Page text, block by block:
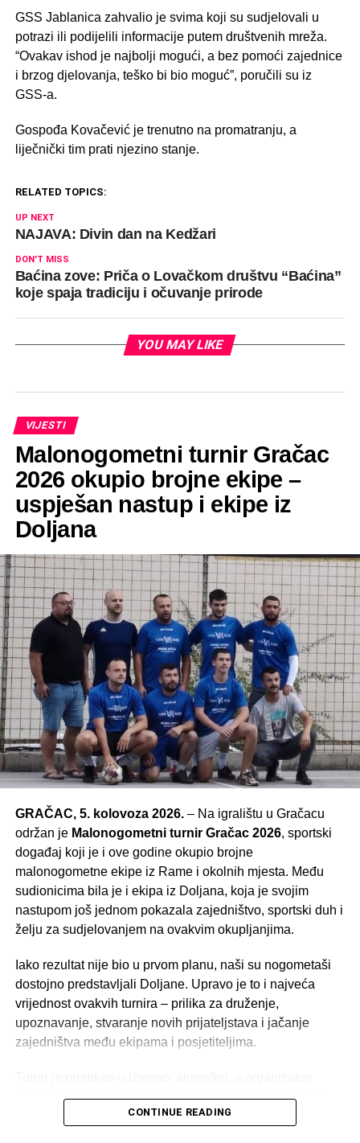
GSS Jablanica zahvalio je svima koji su sudjelovali u
potrazi ili podijelili informacije putem društvenih mreža.
“Ovakav ishod je najbolji mogući, a bez pomoći zajednice
i brzog djelovanja, teško bi bio moguć”, poručili su iz
GSS-a.
Gospođa Kovačević je trenutno na promatranju, a
liječnički tim prati njezino stanje.
RELATED TOPICS:
UP NEXT
NAJAVA: Divin dan na Kedžari
DON'T MISS
Baćina zove: Priča o Lovačkom društvu “Baćina”
koje spaja tradiciju i očuvanje prirode
YOU MAY LIKE
VIJESTI
Malonogometni turnir Gračac
2026 okupio brojne ekipe –
uspješan nastup i ekipe iz
Doljana
GRAČAC, 5. kolovoza 2026.– Na igralištu u Gračacu
održan je Malonogometni turnir Gračac 2026, sportski
događaj koji je i ove godine okupio brojne
malonogometne ekipe iz Rame i okolnih mjesta. Među
sudionicima bila je i ekipa iz Doljana, koja je svojim
nastupom još jednom pokazala zajedništvo, sportski duh i
želju za sudjelovanjem na ovakvim okupljanjima.
Iako rezultat nije bio u prvom planu, naši su nogometaši
dostojno predstavljali Doljane. Upravo je to i najveća
vrijednost ovakvih turnira – prilika za druženje,
upoznavanje, stvaranje novih prijateljstava i jačanje
zajedništva među ekipama i posjetiteljima.
zaslužuju sve pohvale za kvalitetnu organizaciju. Osim
zanimljivih i borbenih utakmica, pobrinuli su se i za bogat
CONTINUE READING